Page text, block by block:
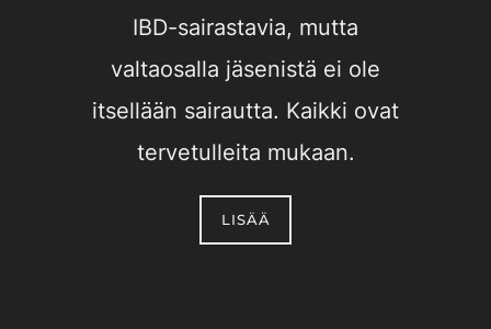
IBD-sairastavia, mutta
valtaosalla jäsenistä ei ole
itsellään sairautta. Kaikki ovat
tervetulleita mukaan.
LISÄÄ